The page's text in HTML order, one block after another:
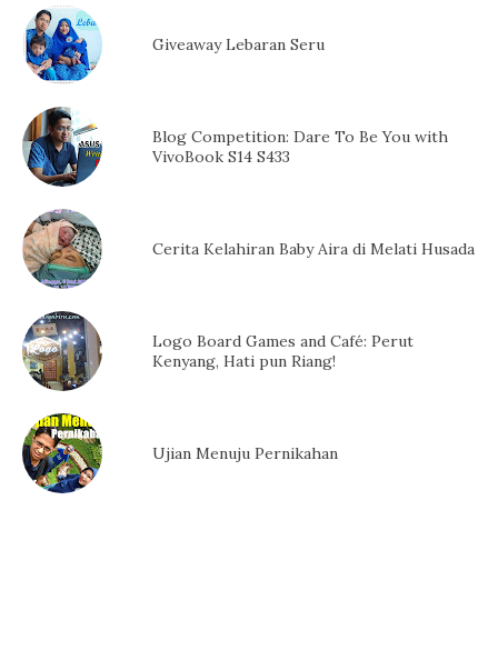
Giveaway Lebaran Seru
Blog Competition: Dare To Be You with
VivoBook S14 S433
Cerita Kelahiran Baby Aira di Melati Husada
Logo Board Games and Café: Perut
Kenyang, Hati pun Riang!
Ujian Menuju Pernikahan